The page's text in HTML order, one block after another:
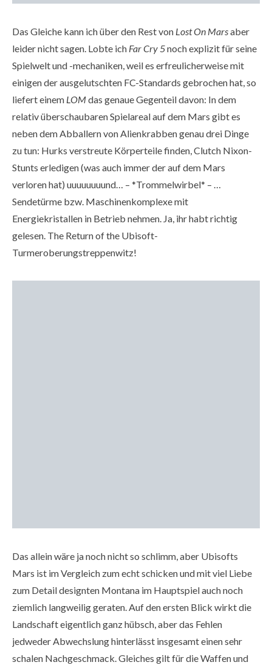
Das Gleiche kann ich über den Rest von Lost On Marsaber
leider nicht sagen. Lobte ich Far Cry 5noch explizit für seine
Spielwelt und -mechaniken, weil es erfreulicherweise mit
einigen der ausgelutschten FC-Standards gebrochen hat, so
liefert einem LOMdas genaue Gegenteil davon: In dem
relativ überschaubaren Spielareal auf dem Mars gibt es
neben dem Abballern von Alienkrabben genau drei Dinge
zu tun: Hurks verstreute Körperteile finden, Clutch Nixon-
Stunts erledigen (was auch immer der auf dem Mars
verloren hat) uuuuuuuund… – *Trommelwirbel* – …
Sendetürme bzw. Maschinenkomplexe mit
Energiekristallen in Betrieb nehmen. Ja, ihr habt richtig
gelesen. The Return of the Ubisoft-
Turmeroberungstreppenwitz!
Das allein wäre ja noch nicht so schlimm, aber Ubisofts
Mars ist im Vergleich zum echt schicken und mit viel Liebe
zum Detail designten Montana im Hauptspiel auch noch
ziemlich langweilig geraten. Auf den ersten Blick wirkt die
Landschaft eigentlich ganz hübsch, aber das Fehlen
jedweder Abwechslung hinterlässt insgesamt einen sehr
schalen Nachgeschmack. Gleiches gilt für die Waffen und